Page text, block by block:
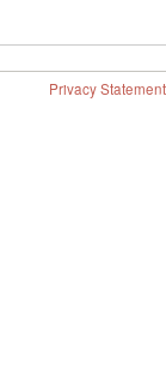
Privacy Statement